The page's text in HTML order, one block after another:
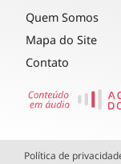
Quem Somos
Mapa do Site
Contato
Política de